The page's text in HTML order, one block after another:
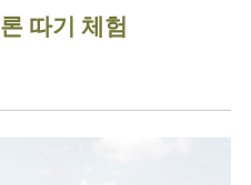
따기 체험